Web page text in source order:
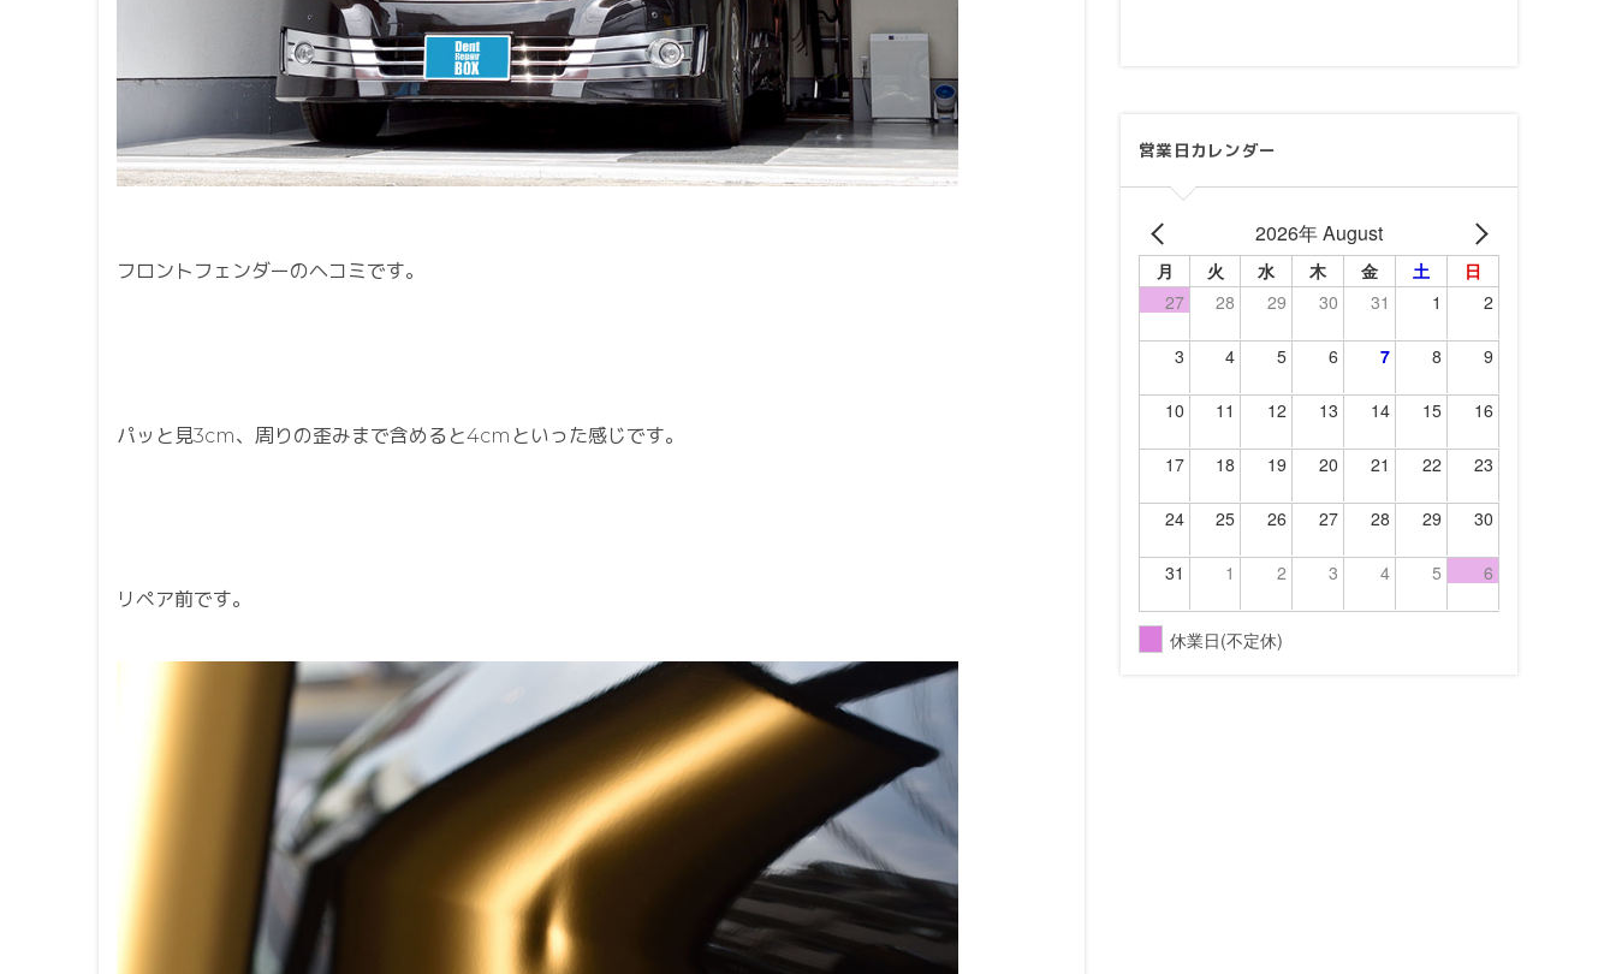
フロントフェンダーのヘコミです。
パッと見3cm、周りの歪みまで含めると4cmといった感じです。
リペア前です。
営業日カレンダー
2026年 August
月 火 水 木 金 土
日
27
28 29 30 31 1 2
3 4 5 6 7 8 9
10 11 12 13 14 15 16
17 18 19 20 21 22 23
24 25 26 27 28 29 30
31 1 2 3 4 5 6
休業日(不定休)